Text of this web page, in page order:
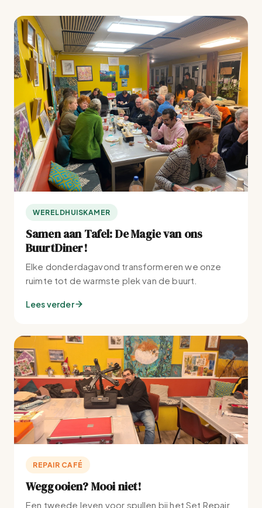
WERELDHUISKAMER
Samen aan Tafel: De Magie van ons
BuurtDiner!
Elke donderdagavond transformeren we onze
ruimte tot de warmste plek van de buurt.
Lees verder
REPAIR CAFÉ
Weggooien? Mooi niet!
Een tweede leven voor spullen bij het Set Repair